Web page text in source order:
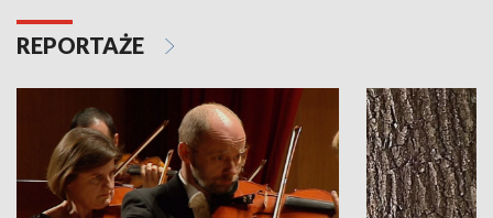
REPORTAŻE